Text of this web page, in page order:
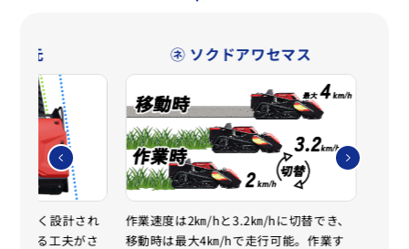
足元
も狭く設計され
抑える工夫がさ
㋧ ソクドアワセマス
作業速度は2㎞/hと3.2㎞/hに切替でき、
移動時は最大4㎞/hで走行可能。作業す